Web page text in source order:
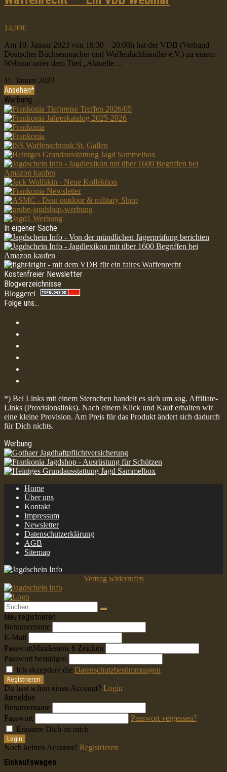
14,90€
Am 10. Januar 2023 von 18:30 – 20:00h hat der VDB (Verband
Deutscher Büchsenmacher und Waffenfachhändler e.V.) zu einem
Webinar unter dem Titel „Aktuelle ...
11. Januar 2023
Ansehen*
Werbung
In eigener Sache
Kostenfreier Newsletter
Blogverzeichnisse
Bloggerei
Folge uns…
*) Bei Links mit einem Sternchen handelt es sich um sog. Affiliate-
Links (Provisionslinks). Nach einem Klick und Kauf erhalten wir
eine kleine Provision. Am Preis für das Produkt ändert sich dadurch
für Dich nichts.
Werbung
Home
Über uns
Kontakt
Impressum
Newsletter
Datenschutzerklärung
AGB
Sitemap
Vertrag widerrufen
Neu registrieren
Benutzername
E-Mail
PasswortMindestens 6 Zeichen
Passwort bestätigen
Ich akzeptiere die Datenschutzbestimmungen
Registrieren
Du hast schon einen Account? Login
Anmelden
Benutzername
Passwort
Passwort vergessen?
Erinnere Dich an mich
Login
Noch keinen Account? Registrieren
Einkaufswagen